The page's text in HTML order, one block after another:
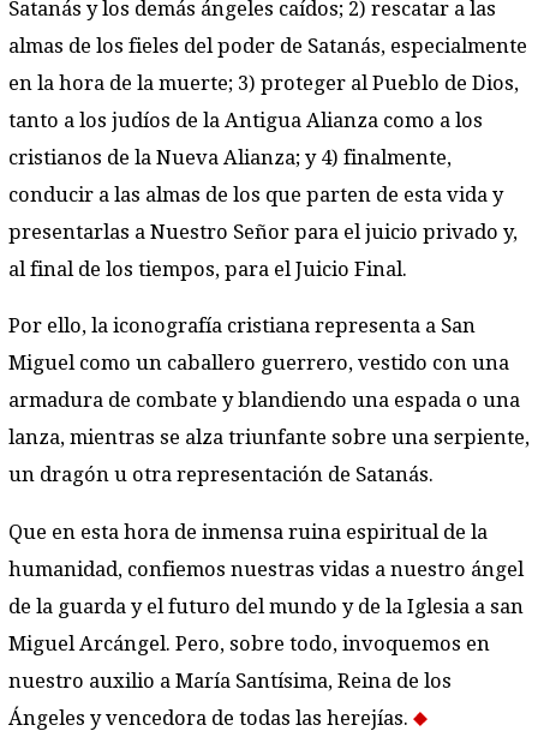
Satanás y los demás ángeles caídos; 2) rescatar a las
almas de los fieles del poder de Satanás, especialmente
en la hora de la muerte; 3) proteger al Pueblo de Dios,
tanto a los judíos de la Antigua Alianza como a los
cristianos de la Nueva Alianza; y 4) finalmente,
conducir a las almas de los que parten de esta vida y
presentarlas a Nuestro Señor para el juicio privado y,
al final de los tiempos, para el Juicio Final.
Por ello, la iconografía cristiana representa a San
Miguel como un caballero guerrero, vestido con una
armadura de combate y blandiendo una espada o una
lanza, mientras se alza triunfante sobre una serpiente,
un dragón u otra representación de Satanás.
Que en esta hora de inmensa ruina espiritual de la
humanidad, confiemos nuestras vidas a nuestro ángel
de la guarda y el futuro del mundo y de la Iglesia a san
Miguel Arcángel. Pero, sobre todo, invoquemos en
nuestro auxilio a María Santísima, Reina de los
Ángeles y vencedora de todas las herejías.